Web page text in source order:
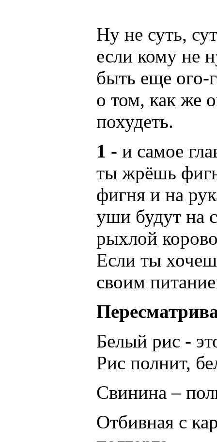
Ну не суть,
если кому не
быть еще ого-
о том, как же
похудеть.
1 - и самое
ты жрёшь
фигня и на
уши будут на
рыхлой
Если ты
своим
Белый рис -
Рис полнит,
Свинина –
Отбивная с